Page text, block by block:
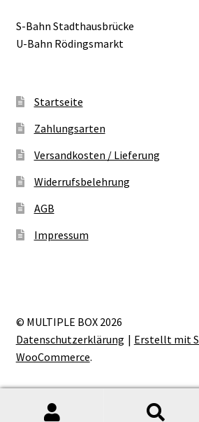
S-Bahn Stadthausbrücke
U-Bahn Rödingsmarkt
Startseite
Zahlungsarten
Versandkosten / Lieferung
Widerrufsbelehrung
AGB
Impressum
© MULTIPLE BOX 2026
Datenschutzerklärung
Erstellt mit
WooCommerce.